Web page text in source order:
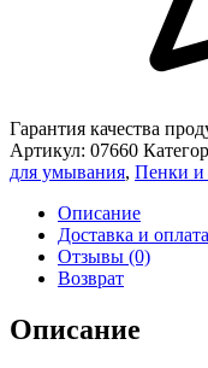
Гарантия качества
Артикул: 07660
для умывания, Пенки и
Описание
Доставка и оплата
Отзывы (0)
Возврат
Описание